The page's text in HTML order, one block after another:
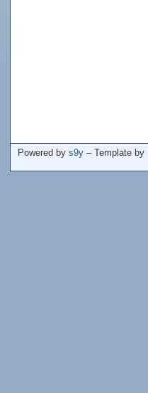
Powered by s9y – Template by